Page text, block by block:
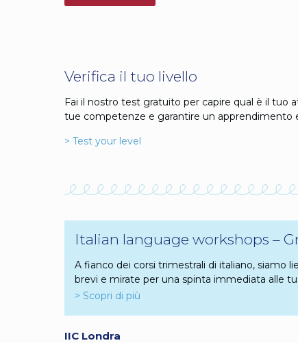
Verifica il tuo livello
Fai il nostro test gratuito per capire qual è il tuo
tue competenze e garantire un apprendimento
> Test your level
Italian language workshops –
A fianco dei corsi trimestrali di italiano, siamo
brevi e mirate per una spinta immediata alle
> Scopri di più
IIC Londra